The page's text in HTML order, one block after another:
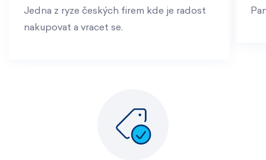
Jedna z ryze českých firem kde je radost
nakupovat a vracet se.